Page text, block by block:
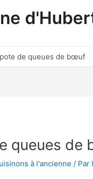
de queues de bœuf
queues de
à l'ancienne / Par